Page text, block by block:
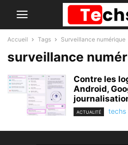
Accueil Tags Surveillance numérique
surveillance
Contre les
Android,
ACTUALITÉ techs